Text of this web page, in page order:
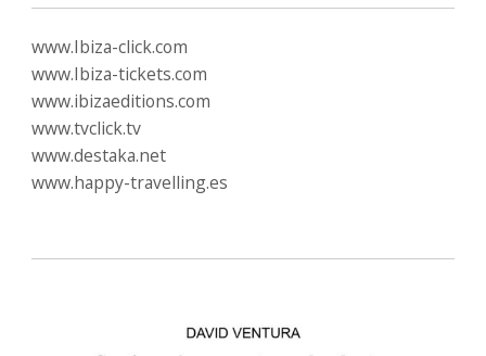
www.Ibiza-click.com
www.Ibiza-tickets.com
www.ibizaeditions.com
www.tvclick.tv
www.destaka.net
www.happy-travelling.es